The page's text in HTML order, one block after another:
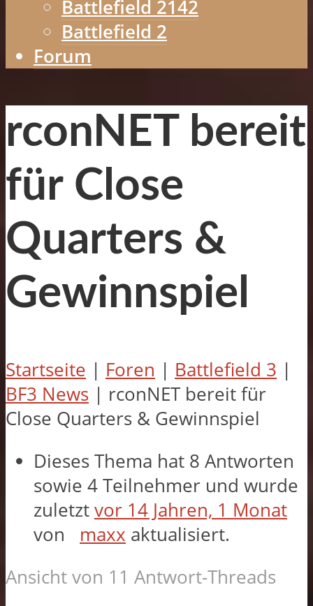
Battlefield 2142
Battlefield 2
Forum
rconNET bereit
für Close
Quarters &
Gewinnspiel
Startseite | Foren | Battlefield 3 |
BF3 News | rconNET bereit für
Close Quarters & Gewinnspiel
Dieses Thema hat 8 Antworten
sowie 4 Teilnehmer und wurde
zuletzt vor 14 Jahren, 1 Monat
von
maxx aktualisiert.
Ansicht von 11 Antwort-Threads